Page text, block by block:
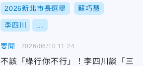
2026新北市長選舉 蘇巧慧
李四川
要聞
不該「綠行你不行」！李四川談「三
2026/06/10 11:24